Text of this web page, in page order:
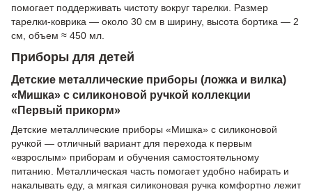
помогает поддерживать чистоту вокруг тарелки. Размер
тарелки-коврика — около 30 см в ширину, высота бортика — 2
см, объем ≈ 450 мл.
Приборы для детей
Детские металлические приборы (ложка и вилка)
«Мишка» с силиконовой ручкой коллекции
«Первый прикорм»
Детские металлические приборы «Мишка» с силиконовой
ручкой — отличный вариант для перехода к первым
«взрослым» приборам и обучения самостоятельному
питанию. Металлическая часть помогает удобно набирать и
накалывать еду, а мягкая силиконовая ручка комфортно лежит